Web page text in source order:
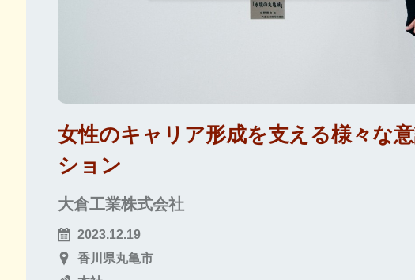
女性のキャリア形成を支える様々な
ション
大倉工業株式会社
2023.12.19
香川県丸亀市